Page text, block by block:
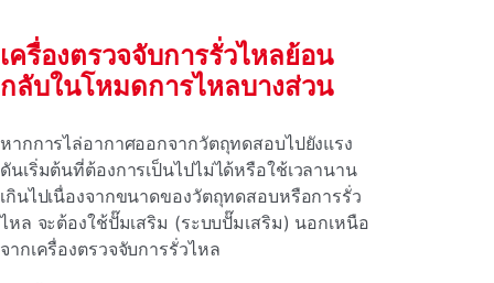
เครื่องตรวจจับการรั่วไหลย้อน
กลับในโหมดการไหลบางส่วน
หากการไล่อากาศออกจากวัตถุทดสอบไปยังแรง
ดันเริ่มต้นที่ต้องการเป็นไปไม่ได้หรือใช้เวลานาน
เกินไปเนื่องจากขนาดของวัตถุทดสอบหรือการรั่ว
ไหล จะต้องใช้ปั๊มเสริม (ระบบปั๊มเสริม) นอกเหนือ
จากเครื่องตรวจจับการรั่วไหล